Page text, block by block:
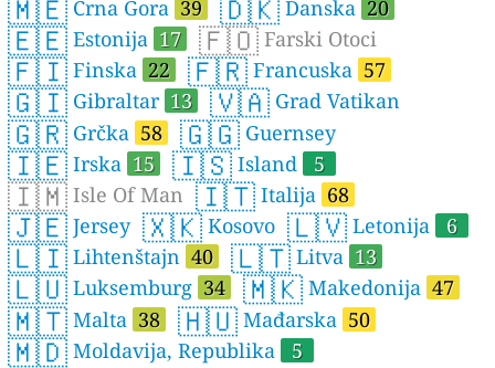
🇲🇪 Crna Gora 39 🇩🇰 Danska 20
🇪🇪 Estonija 17 🇫🇴 Farski Otoci
🇫🇮 Finska 22 🇫🇷 Francuska 57
🇬🇮 Gibraltar 13 🇻🇦 Grad Vatikan
🇬🇷 Grčka 58 🇬🇬 Guernsey
🇮🇪 Irska 15 🇮🇸 Island 5
🇮🇲 Isle Of Man 🇮🇹 Italija 68
🇯🇪 Jersey 🇽🇰 Kosovo 🇱🇻 Letonija 6
🇱🇮 Lihtenštajn 40 🇱🇹 Litva 13
🇱🇺 Luksemburg 34 🇲🇰 Makedonija 47
🇲🇹 Malta 38 🇭🇺 Mađarska 50
🇲🇩 Moldavija, Republika 5